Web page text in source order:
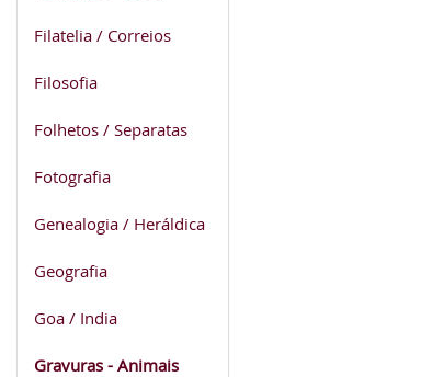
Filatelia / Correios
Filosofia
Folhetos / Separatas
Fotografia
Genealogia / Heráldica
Geografia
Goa / India
Gravuras - Animais